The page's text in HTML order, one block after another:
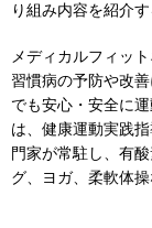
り組み内容を紹介
メディカルフィッ
習慣病の予防や改
でも安心・安全に
は、健康運動実践
門家が常駐し、有
グ、ヨガ、柔軟体操